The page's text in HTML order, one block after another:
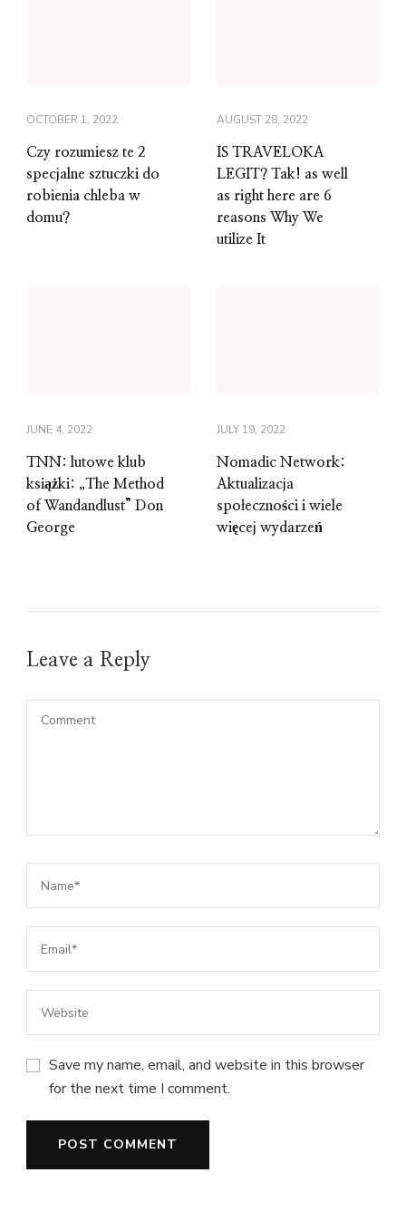
OCTOBER 1, 2022
Czy rozumiesz te 2
specjalne sztuczki do
robienia chleba w
domu?
AUGUST 28, 2022
IS TRAVELOKA
LEGIT? Tak! as well
as right here are 6
reasons Why We
utilize It
JUNE 4, 2022
TNN: lutowe klub
książki: „The Method
of Wandandlust” Don
George
JULY 19, 2022
Nomadic Network:
Aktualizacja
społeczności i wiele
więcej wydarzeń
Leave a Reply
Save my name, email, and website in this browser
for the next time I comment.